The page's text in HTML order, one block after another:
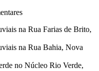
na Rua Farias de Brito,
na Rua Bahia, Nova
no Núcleo Rio Verde,